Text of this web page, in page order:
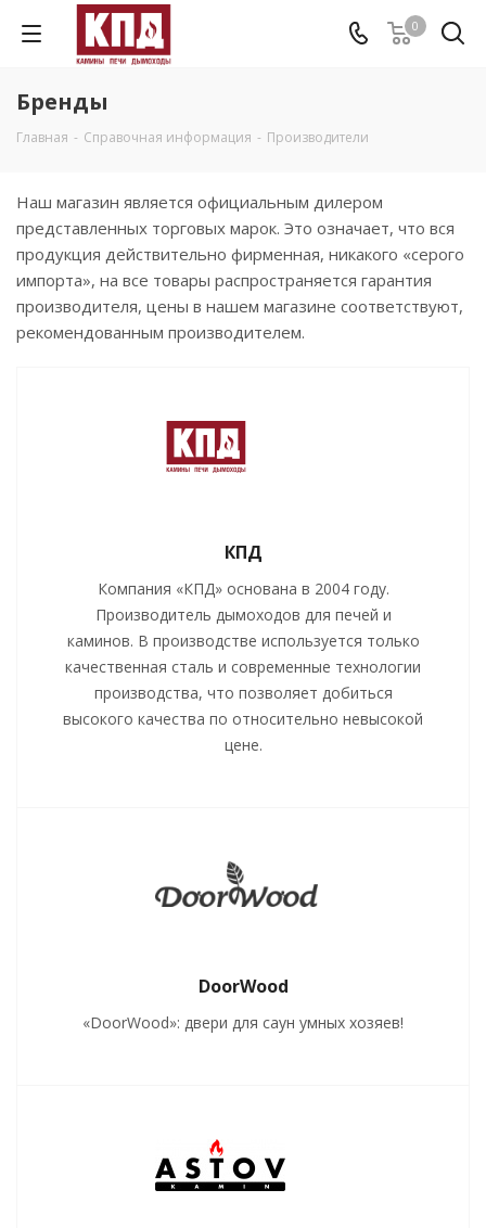
0
Бренды
Главная - Справочная информация - Производители
Наш магазин является официальным дилером
представленных торговых марок. Это означает, что вся
продукция действительно фирменная, никакого «серого
импорта», на все товары распространяется гарантия
производителя, цены в нашем магазине соответствуют,
рекомендованным производителем.
КПД
Компания «КПД» основана в 2004 году.
Производитель дымоходов для печей и
каминов. В производстве используется только
качественная сталь и современные технологии
производства, что позволяет добиться
высокого качества по относительно невысокой
цене.
DoorWood
«DoorWood»: двери для саун умных хозяев!